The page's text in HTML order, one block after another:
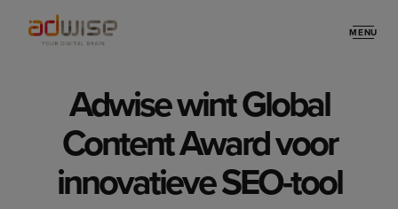
MENU
Adwise wint Global
Content Award voor
innovatieve SEO-tool